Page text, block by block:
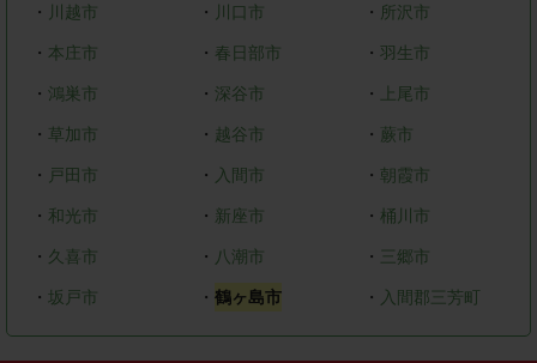
・ 川越市 ・ 川口市 ・ 所沢市
・ 本庄市 ・ 春日部市 ・羽生市
・ 鴻巣市 ・ 深谷市 ・ 上尾市
・ 草加市 ・ 越谷市 ・ 蕨市
・ 戸田市 ・ 入間市 ・ 朝霞市
・ 和光市 ・ 新座市 ・ 桶川市
・ 久喜市 ・ 八潮市 ・ 三郷市
・ 坂戸市 ・ 鶴ヶ島市 ・ 入間郡三芳町